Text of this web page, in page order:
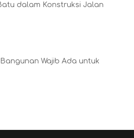
dalam Konstruksi Jalan
Wajib Ada untuk